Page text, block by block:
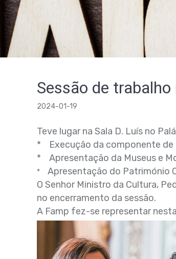
Sessão de
2024-01-19
Teve lugar na Sala D. Luís no
* Execução da componente de
* Apresentação da Museus e
* Apresentação do Património
O Senhor Ministro da Cultura,
no encerramento da sessão.
A Famp fez-se representar